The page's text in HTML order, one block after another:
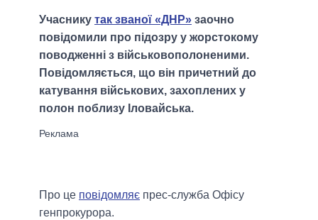
Учаснику так званої «ДНР» заочно
повідомили про підозру у жорстокому
поводженні з військовополоненими.
Повідомляється, що він причетний до
катування військових, захоплених у
полон поблизу Іловайська.
Про це повідомляє прес-служба Офісу
генпрокурора.